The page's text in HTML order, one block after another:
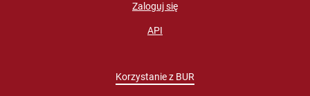
Zaloguj się
API
Korzystanie z BUR